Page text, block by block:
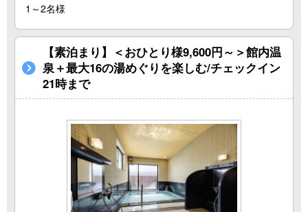
1～2名様
【素泊まり】＜おひとり様9,600円～＞館内温
泉＋最大16の湯めぐりを楽しむ/チェックイン
21時まで